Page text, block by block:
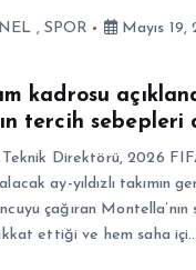
, SPOR
Mayıs 19,
kadrosu
tercih sebepleri
Teknik Direktörü, 2026
ay-yıldızlı takımın
çağıran Montella’nın
ettiği ve hem saha içi…